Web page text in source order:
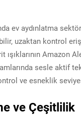
ev aydınlatma
uzaktan kontrol
ışıklarının
sesle
ve esneklik
ve Çeşitlilik